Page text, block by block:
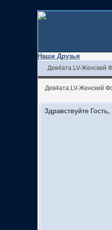
Наши Друзья
Дев4ата.LV-Женский
Дев4ата.LV-Женский
Здравствуйте